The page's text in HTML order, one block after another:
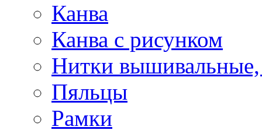
Канва
Канва с рисунком
Нитки
Пяльцы
Рамки